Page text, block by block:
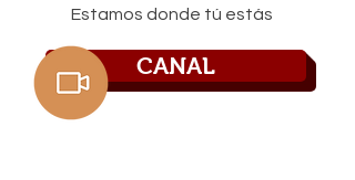
Estamos donde tú estás
CANAL